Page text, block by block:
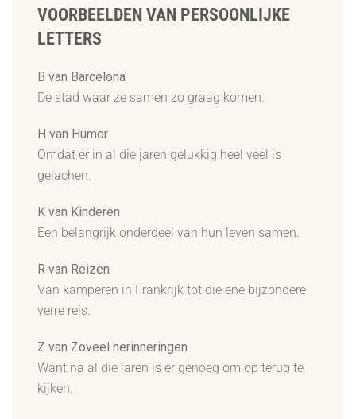
VOORBEELDEN VAN PERSOONLIJKE
LETTERS
B van Barcelona
De stad waar ze samen zo graag komen.
H van Humor
Omdat er in al die jaren gelukkig heel veel is
gelachen.
K van Kinderen
Een belangrijk onderdeel van hun leven samen.
R van Reizen
Van kamperen in Frankrijk tot die ene bijzondere
verre reis.
Z van Zoveel herinneringen
Want na al die jaren is er genoeg om op terug te
kijken.